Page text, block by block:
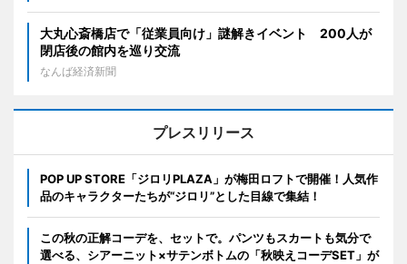
大丸心斎橋店で「従業員向け」謎解きイベント 200人が
閉店後の館内を巡り交流
なんば経済新聞
プレスリリース
POP UP STORE「ジロリPLAZA」が梅田ロフトで開催！人気作
品のキャラクターたちが“ジロリ”とした目線で集結！
この秋の正解コーデを、セットで。パンツもスカートも気分で
選べる、シアーニット×サテンボトムの「秋映えコーデSET」が